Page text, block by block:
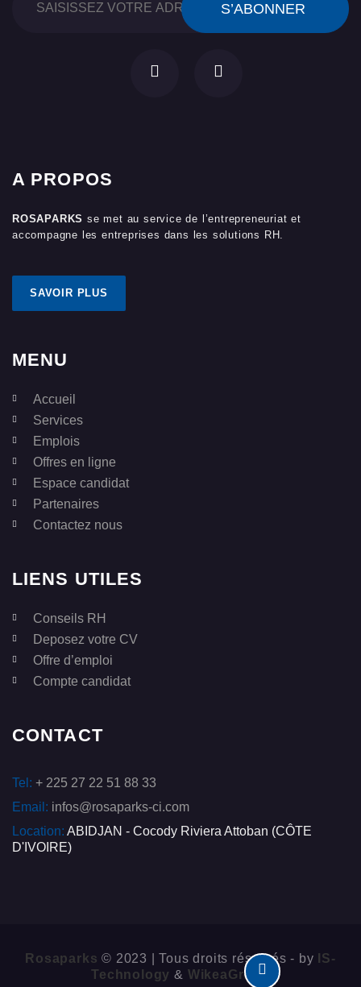
A PROPOS
ROSAPARKS se met au service de l’entrepreneuriat et
accompagne les entreprises dans les solutions RH.
SAVOIR PLUS
MENU
Accueil
Services
Emplois
Offres en ligne
Espace candidat
Partenaires
Contactez nous
LIENS UTILES
Conseils RH
Deposez votre CV
Offre d’emploi
Compte candidat
CONTACT
Tel: + 225 27 22 51 88 33
Email: infos@rosaparks-ci.com
Location: ABIDJAN - Cocody Riviera Attoban (CÔTE
D'IVOIRE)
Rosaparks © 2023 | Tous droits réservés - by
IS-
Technology & WikeaGroup